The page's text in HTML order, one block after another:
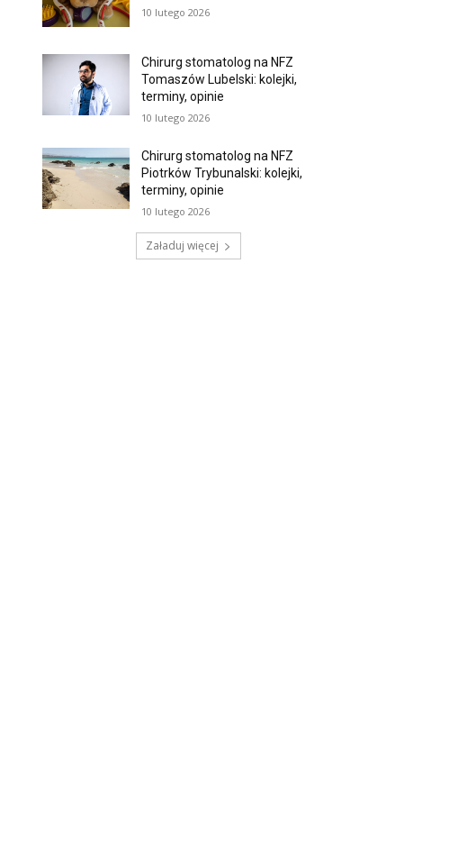
10 lutego 2026
Chirurg stomatolog na NFZ
Tomaszów Lubelski: kolejki,
terminy, opinie
10 lutego 2026
Chirurg stomatolog na NFZ
Piotrków Trybunalski: kolejki,
terminy, opinie
10 lutego 2026
Załaduj więcej